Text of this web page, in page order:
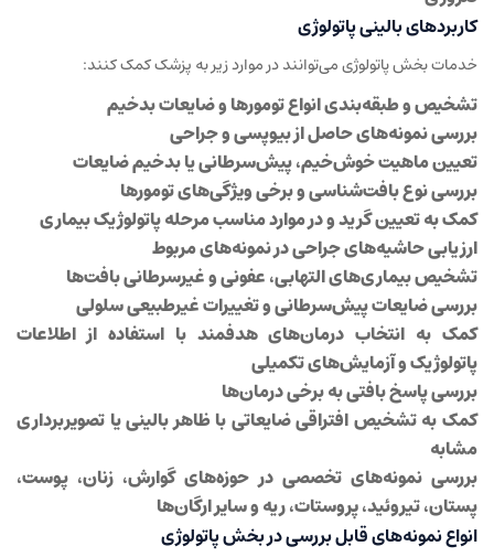
کاربردهای بالینی پاتولوژی
خدمات بخش پاتولوژی می‌توانند در موارد زیر به پزشک کمک کنند:
تشخیص و طبقه‌بندی انواع تومورها و ضایعات بدخیم
بررسی نمونه‌های حاصل از بیوپسی و جراحی
تعیین ماهیت خوش‌خیم، پیش‌سرطانی یا بدخیم ضایعات
بررسی نوع بافت‌شناسی و برخی ویژگی‌های تومورها
کمک به تعیین گرید و در موارد مناسب مرحله پاتولوژیک بیماری
ارزیابی حاشیه‌های جراحی در نمونه‌های مربوط
تشخیص بیماری‌های التهابی، عفونی و غیرسرطانی بافت‌ها
بررسی ضایعات پیش‌سرطانی و تغییرات غیرطبیعی سلولی
کمک به انتخاب درمان‌های هدفمند با استفاده از اطلاعات
پاتولوژیک و آزمایش‌های تکمیلی
بررسی پاسخ بافتی به برخی درمان‌ها
کمک به تشخیص افتراقی ضایعاتی با ظاهر بالینی یا تصویربرداری
مشابه
بررسی نمونه‌های تخصصی در حوزه‌های گوارش، زنان، پوست،
پستان، تیروئید، پروستات، ریه و سایر ارگان‌ها
انواع نمونه‌های قابل بررسی در بخش پاتولوژی